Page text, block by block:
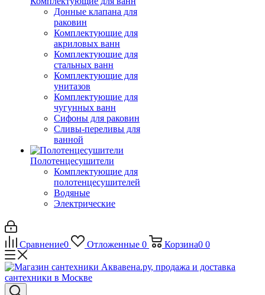
Донные клапана для
раковин
Комплектующие для
акриловых ванн
Комплектующие для
стальных ванн
Комплектующие для
унитазов
Комплектующие для
чугунных ванн
Сифоны для раковин
Сливы-переливы для
ванной
Полотенцесушители
Комплектующие для
полотенцесушителей
Водяные
Электрические
Сравнение0 Отложенные 0 Корзина0 0